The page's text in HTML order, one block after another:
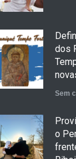
dos
Sem
o